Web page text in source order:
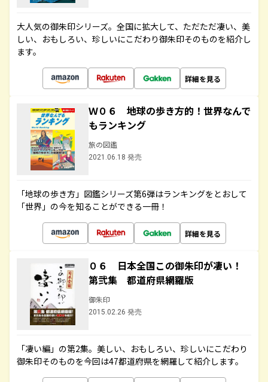
大人気の御朱印シリーズ。全国に拡大して、ただただ凄い、美
しい、おもしろい、珍しいにこだわり御朱印そのものを紹介し
ます。
詳細を見る
Ｗ０６ 地球の歩き方的！世界なんで
もランキング
旅の図鑑
2021.06.18 発売
「地球の歩き方」図鑑シリーズ第6弾はランキングをとおして
「世界」の今を知ることができる一冊！
詳細を見る
０６ 日本全国この御朱印が凄い！
第弐集 都道府県網羅版
御朱印
2015.02.26 発売
「凄い編」の第2集。美しい、おもしろい、珍しいにこだわり
御朱印そのものを今回は47都道府県を網羅して紹介します。